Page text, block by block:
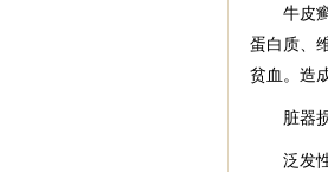
牛皮癣
蛋白质、
贫血。造
脏器
泛发性